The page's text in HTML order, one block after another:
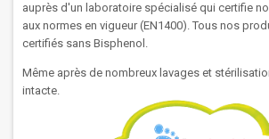
auprès d'un laboratoire spécialisé qui certifie
aux normes en vigueur (EN1400). Tous nos
certifiés sans Bisphenol.
Même après de nombreux lavages et
intacte.